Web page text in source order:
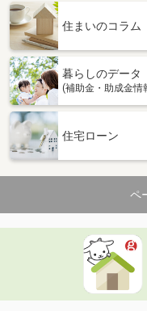
住まいのコラム
暮らしのデータ
(補助金・助成金情
住宅ローン
ペ